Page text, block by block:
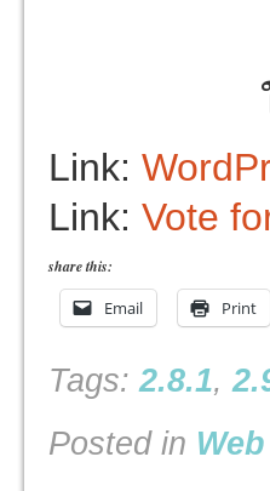
Link:
Link: Vote
share this:
Email Print
Tags:2.8.1,
Posted in Web